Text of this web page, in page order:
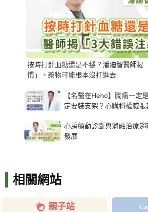
按時打針血糖還是不穩？潘廸智醫師揭
慣」、藥物可能根本沒打進去
【名醫在Heho】胸痛一定
定要裝支架？心臟科權威張
心房顫動診斷與消融治療
發展
相關網站
親子站